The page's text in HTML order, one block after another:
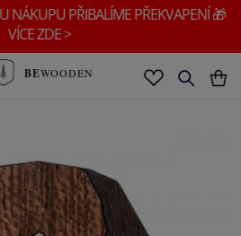
NÁKUPU PŘIBALÍME PŘEKVAPENÍ 🎁
VÍCE ZDE >
BEWOODEN